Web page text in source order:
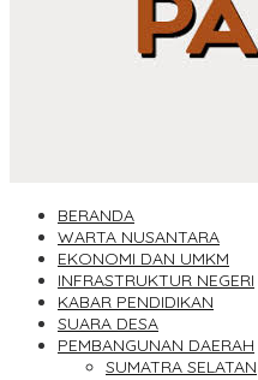
BERANDA
WARTA NUSANTARA
EKONOMI DAN UMKM
INFRASTRUKTUR NEGERI
KABAR PENDIDIKAN
SUARA DESA
PEMBANGUNAN DAERAH
SUMATRA SELATAN